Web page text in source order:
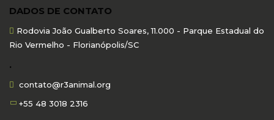
DADOS DE CONTATO
Rodovia João Gualberto Soares, 11.000 - Parque Estadual do
Rio Vermelho - Florianópolis/SC
.
contato@r3animal.org
+55 48 3018 2316